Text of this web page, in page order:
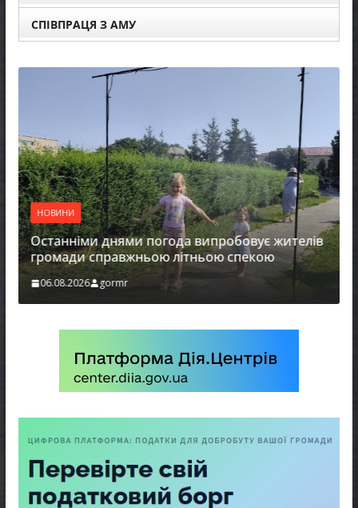
СПІВПРАЦЯ З АМУ
НОВИНИ
Останніми днями погода випробовує жителів
громади справжньою літньою спекою
06.08.2026 gormr